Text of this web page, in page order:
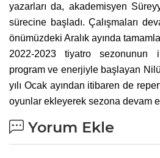
yazarları da, akademisyen
sürecine başladı. Çalışmaları
önümüzdeki Aralık ayında
2022-2023 tiyatro sezonunun
program ve enerjiyle başlayan
yılı Ocak ayından itibaren de
oyunlar ekleyerek sezona devam
Yorum Ekle